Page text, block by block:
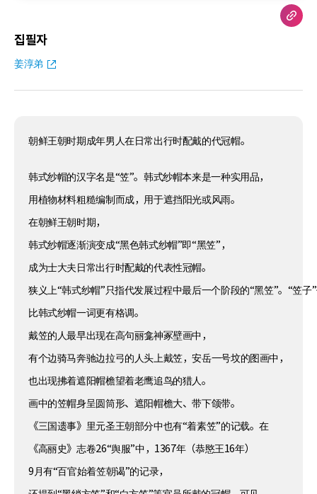
집필자
姜淳弟
朝鲜王朝时期成年男人在日常出行时配戴的代冠帽。
韩式纱帽的汉字名是“笠”。韩式纱帽本来是一种实用品，
用植物材料粗糙编制而成，用于遮挡阳光或风雨。
在朝鲜王朝时期，
韩式纱帽逐渐演变成“黑色韩式纱帽”即“黑笠”，
成为士大夫日常出行时配戴的代表性冠帽。
狭义上“韩式纱帽”只指代发展过程中最后一个阶段的“黑笠”。“笠子
比韩式纱帽一词更有格调。
戴笠的人最早出现在高句丽龛神冢壁画中，
有个边骑马奔驰边拉弓的人头上戴笠，安岳一号坟的图画中，
也出现拂着遮阳帽檐望着老鹰追鸟的猎人。
画中的笠帽身呈圆筒形、遮阳帽檐大、带下颌带。
《三国遗事》里元圣王朝部分中也有“着素笠”的记载。在
《高丽史》志卷26“舆服”中，1367年（恭愍王16年）
9月有“百官始着笠朝谒”的记录，